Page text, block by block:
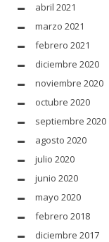
abril 2021
marzo 2021
febrero 2021
diciembre 2020
noviembre 2020
octubre 2020
septiembre 2020
agosto 2020
julio 2020
junio 2020
mayo 2020
febrero 2018
diciembre 2017